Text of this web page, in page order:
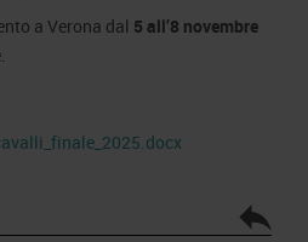
a Verona dal 5 all’8 novembre